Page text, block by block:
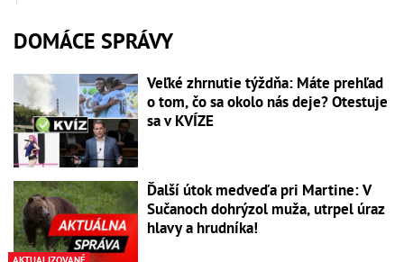
DOMÁCE SPRÁVY
Veľké zhrnutie týždňa: Máte prehľad
o tom, čo sa okolo nás deje? Otestuje
sa v KVÍZE
Ďalší útok medveďa pri Martine: V
Sučanoch dohrýzol muža, utrpel úraz
hlavy a hrudníka!